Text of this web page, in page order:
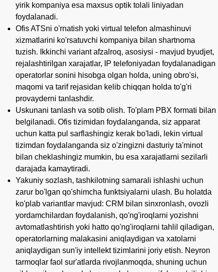
yirik kompaniya esa maxsus optik tolali liniyadan
foydalanadi.
Ofis ATSni o'rnatish yoki virtual telefon almashinuvi
xizmatlarini ko'rsatuvchi kompaniya bilan shartnoma
tuzish. Ikkinchi variant afzalroq, asosiysi - mavjud byudjet,
rejalashtirilgan xarajatlar, IP telefoniyadan foydalanadigan
operatorlar sonini hisobga olgan holda, uning obro'si,
maqomi va tarif rejasidan kelib chiqqan holda to'g'ri
provayderni tanlashdir.
Uskunani tanlash va sotib olish. To'plam PBX formati bilan
belgilanadi. Ofis tizimidan foydalanganda, siz apparat
uchun katta pul sarflashingiz kerak bo'ladi, lekin virtual
tizimdan foydalanganda siz o'zingizni dasturiy ta'minot
bilan cheklashingiz mumkin, bu esa xarajatlarni sezilarli
darajada kamaytiradi.
Yakuniy sozlash, tashkilotning samarali ishlashi uchun
zarur bo'lgan qo'shimcha funktsiyalarni ulash. Bu holatda
ko'plab variantlar mavjud: CRM bilan sinxronlash, ovozli
yordamchilardan foydalanish, qo'ng'iroqlarni yozishni
avtomatlashtirish yoki hatto qo'ng'iroqlarni tahlil qiladigan,
operatorlarning malakasini aniqlaydigan va xatolarni
aniqlaydigan sun'iy intellekt tizimlarini joriy etish. Neyron
tarmoqlar faol sur'atlarda rivojlanmoqda, shuning uchun